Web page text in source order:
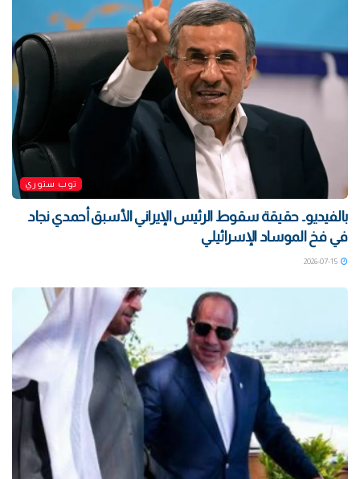
توب ستوري
بالفيديو.. حقيقة سقوط الرئيس الإيراني الأسبق أحمدي نجاد
في فخ الموساد الإسرائيلي